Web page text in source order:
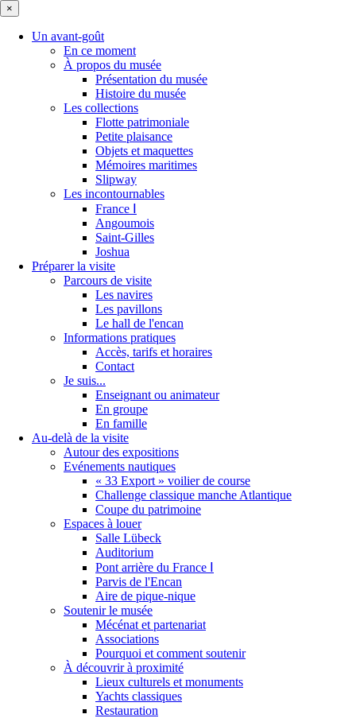
×
Un avant-goût
En ce moment
À propos du musée
Présentation du musée
Histoire du musée
Les collections
Flotte patrimoniale
Petite plaisance
Objets et maquettes
Mémoires maritimes
Slipway
Les incontournables
France Ⅰ
Angoumois
Saint-Gilles
Joshua
Préparer la visite
Parcours de visite
Les navires
Les pavillons
Le hall de l'encan
Informations pratiques
Accès, tarifs et horaires
Contact
Je suis...
Enseignant ou animateur
En groupe
En famille
Au-delà de la visite
Autour des expositions
Evénements nautiques
« 33 Export » voilier de course
Challenge classique manche Atlantique
Coupe du patrimoine
Espaces à louer
Salle Lübeck
Auditorium
Pont arrière du France Ⅰ
Parvis de l'Encan
Aire de pique-nique
Soutenir le musée
Mécénat et partenariat
Associations
Pourquoi et comment soutenir
À découvrir à proximité
Lieux culturels et monuments
Yachts classiques
Restauration